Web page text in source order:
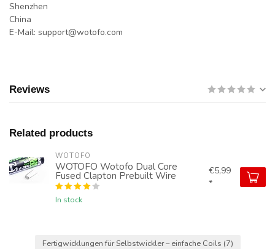
Shenzhen
China
E-Mail: support@wotofo.com
Reviews
Related products
WOTOFO
WOTOFO Wotofo Dual Core
Fused Clapton Prebuilt Wire
In stock
€5,99
*
Fertigwicklungen für Selbstwickler – einfache Coils (7)